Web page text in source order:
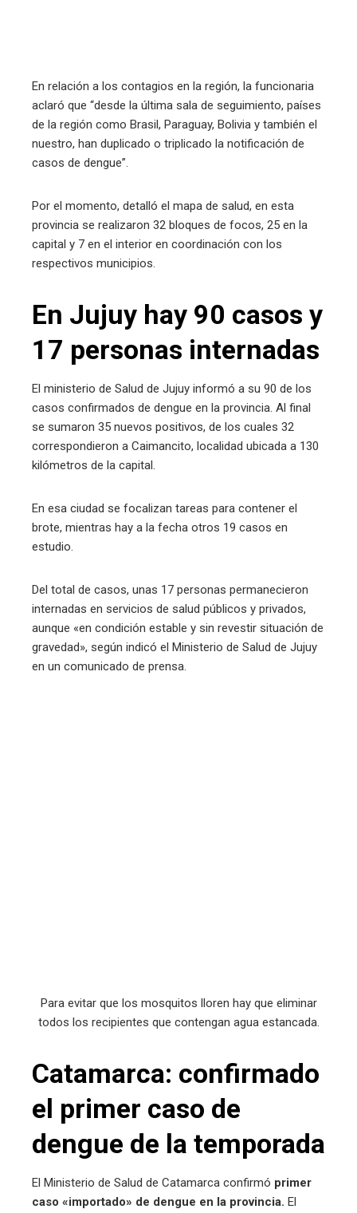
En relación a los contagios en la región, la funcionaria
aclaró que “desde la última sala de seguimiento, países
de la región como Brasil, Paraguay, Bolivia y también el
nuestro, han duplicado o triplicado la notificación de
casos de dengue”.
Por el momento, detalló el mapa de salud, en esta
provincia se realizaron 32 bloques de focos, 25 en la
capital y 7 en el interior en coordinación con los
respectivos municipios.
En Jujuy hay 90 casos y
17 personas internadas
El ministerio de Salud de Jujuy informó a su 90 de los
casos confirmados de dengue en la provincia. Al final
se sumaron 35 nuevos positivos, de los cuales 32
correspondieron a Caimancito, localidad ubicada a 130
kilómetros de la capital.
En esa ciudad se focalizan tareas para contener el
brote, mientras hay a la fecha otros 19 casos en
estudio.
Del total de casos, unas 17 personas permanecieron
internadas en servicios de salud públicos y privados,
aunque «en condición estable y sin revestir situación de
gravedad», según indicó el Ministerio de Salud de Jujuy
en un comunicado de prensa.
Para evitar que los mosquitos lloren hay que eliminar
todos los recipientes que contengan agua estancada.
Catamarca: confirmado
el primer caso de
dengue de la temporada
El Ministerio de Salud de Catamarca confirmó primer
caso «importado» de dengue en la provincia. El